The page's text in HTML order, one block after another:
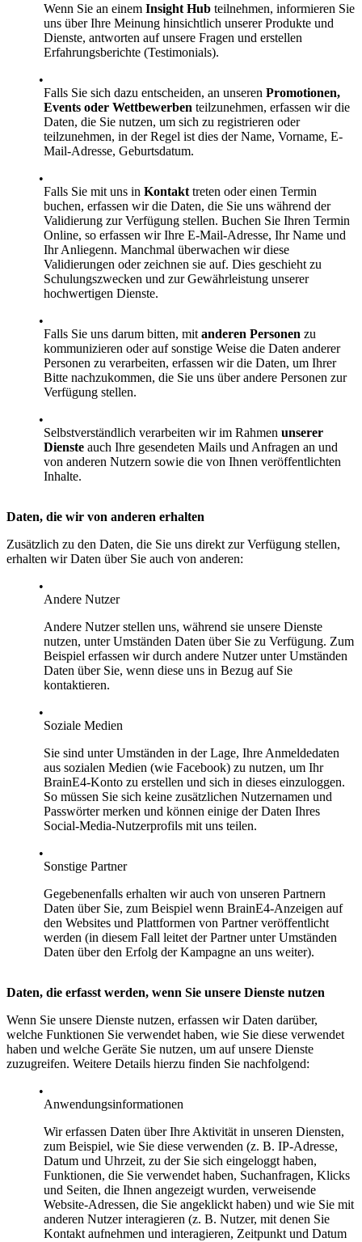
Wenn Sie an einem Insight Hub teilnehmen, informieren Sie
uns über Ihre Meinung hinsichtlich unserer Produkte und
Dienste, antworten auf unsere Fragen und erstellen
Erfahrungsberichte (Testimonials).
Falls Sie sich dazu entscheiden, an unseren Promotionen,
Events oder Wettbewerben teilzunehmen, erfassen wir die
Daten, die Sie nutzen, um sich zu registrieren oder
teilzunehmen, in der Regel ist dies der Name, Vorname, E-
Mail-Adresse, Geburtsdatum.
Falls Sie mit uns in Kontakt treten oder einen Termin
buchen, erfassen wir die Daten, die Sie uns während der
Validierung zur Verfügung stellen. Buchen Sie Ihren Termin
Online, so erfassen wir Ihre E-Mail-Adresse, Ihr Name und
Ihr Anliegenn. Manchmal überwachen wir diese
Validierungen oder zeichnen sie auf. Dies geschieht zu
Schulungszwecken und zur Gewährleistung unserer
hochwertigen Dienste.
Falls Sie uns darum bitten, mit anderen Personen zu
kommunizieren oder auf sonstige Weise die Daten anderer
Personen zu verarbeiten, erfassen wir die Daten, um Ihrer
Bitte nachzukommen, die Sie uns über andere Personen zur
Verfügung stellen.
Selbstverständlich verarbeiten wir im Rahmen unserer
Dienste auch Ihre gesendeten Mails und Anfragen an und
von anderen Nutzern sowie die von Ihnen veröffentlichten
Inhalte.
Daten, die wir von anderen erhalten
Zusätzlich zu den Daten, die Sie uns direkt zur Verfügung stellen,
erhalten wir Daten über Sie auch von anderen:
Andere Nutzer
Andere Nutzer stellen uns, während sie unsere Dienste
nutzen, unter Umständen Daten über Sie zu Verfügung. Zum
Beispiel erfassen wir durch andere Nutzer unter Umständen
Daten über Sie, wenn diese uns in Bezug auf Sie
kontaktieren.
Soziale Medien
Sie sind unter Umständen in der Lage, Ihre Anmeldedaten
aus sozialen Medien (wie Facebook) zu nutzen, um Ihr
BrainE4-Konto zu erstellen und sich in dieses einzuloggen.
So müssen Sie sich keine zusätzlichen Nutzernamen und
Passwörter merken und können einige der Daten Ihres
Social-Media-Nutzerprofils mit uns teilen.
Sonstige Partner
Gegebenenfalls erhalten wir auch von unseren Partnern
Daten über Sie, zum Beispiel wenn BrainE4-Anzeigen auf
den Websites und Plattformen von Partner veröffentlicht
werden (in diesem Fall leitet der Partner unter Umständen
Daten über den Erfolg der Kampagne an uns weiter).
Daten, die erfasst werden, wenn Sie unsere Dienste nutzen
Wenn Sie unsere Dienste nutzen, erfassen wir Daten darüber,
welche Funktionen Sie verwendet haben, wie Sie diese verwendet
haben und welche Geräte Sie nutzen, um auf unsere Dienste
zuzugreifen. Weitere Details hierzu finden Sie nachfolgend:
Anwendungsinformationen
Wir erfassen Daten über Ihre Aktivität in unseren Diensten,
zum Beispiel, wie Sie diese verwenden (z. B. IP-Adresse,
Datum und Uhrzeit, zu der Sie sich eingeloggt haben,
Funktionen, die Sie verwendet haben, Suchanfragen, Klicks
und Seiten, die Ihnen angezeigt wurden, verweisende
Website-Adressen, die Sie angeklickt haben) und wie Sie mit
anderen Nutzer interagieren (z. B. Nutzer, mit denen Sie
Kontakt aufnehmen und interagieren, Zeitpunkt und Datum